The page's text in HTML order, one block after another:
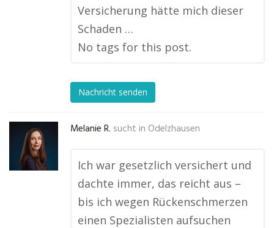
Versicherung hätte mich dieser
Schaden …
No tags for this post.
Nachricht senden
Melanie R. sucht in Odelzhausen
Ich war gesetzlich versichert und
dachte immer, das reicht aus –
bis ich wegen Rückenschmerzen
einen Spezialisten aufsuchen